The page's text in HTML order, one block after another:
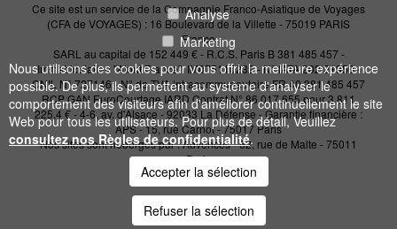
Ce site est un service de la Compagnie Franco-Asiatique de Voyages
(CFA de VOYAGES) : 16 Boulevard de la Villette - 75019 PARIS
France
SARL au capital de 152 449 € - R.C.S. Paris B 381 485 457 -
Immatriculation "Atout France": IM075110232 - N° IATA 202 21950 -
CNIL N° 727146 - N° de TVA intracommunautaire FR 40 381 485 457
RCP GAN EuroCourtage IARD Contrat N° 86.017.655 pour 3 811
225,4 € - 4-6, av. d'Alsace - 92033 La Défense - Garantie financière :
APS - 15, rue Carnot - 75017 Paris
Nos sites sont hébergés par :Advences - 52, rue de Malte - 75011
Paris
Analyse
Marketing
Nous utilisons des cookies pour vous offrir la meilleure expérience
possible. De plus, ils permettent au système d'analyser le
comportement des visiteurs afin d'améliorer continuellement le site
Web pour tous les utilisateurs. Pour plus de détail, Veuillez
consultez nos Règles de confidentialité.
Accepter la sélection
Refuser la sélection